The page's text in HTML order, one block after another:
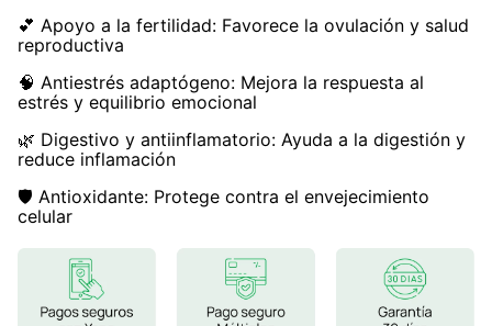
💕 Apoyo a la fertilidad: Favorece la ovulación y salud
reproductiva
🧠 Antiestrés adaptógeno: Mejora la respuesta al
estrés y equilibrio emocional
🌿 Digestivo y antiinflamatorio: Ayuda a la digestión y
reduce inflamación
🛡️ Antioxidante: Protege contra el envejecimiento
celular